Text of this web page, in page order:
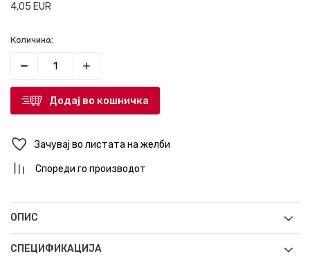
4,05 EUR
Количина:
Додај во кошничка
Зачувај во листата на желби
Спореди го производот
ОПИС
СПЕЦИФИКАЦИЈА